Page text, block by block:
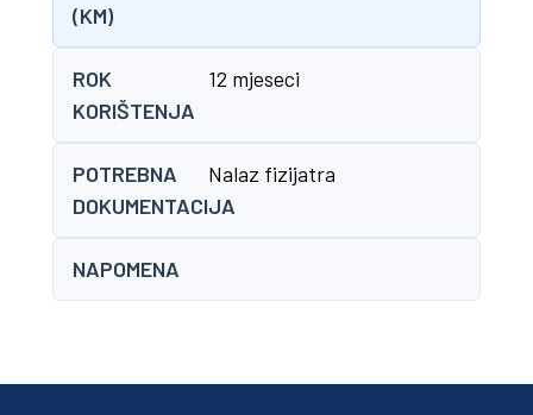
(KM)
ROK
KORIŠTENJA
12 mjeseci
POTREBNA
DOKUMENTACIJA
Nalaz fizijatra
NAPOMENA